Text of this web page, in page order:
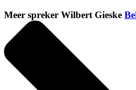
Meer spreker Wilbert Gieske